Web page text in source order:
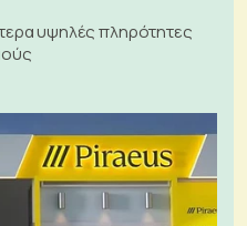
υψηλές πληρότητες